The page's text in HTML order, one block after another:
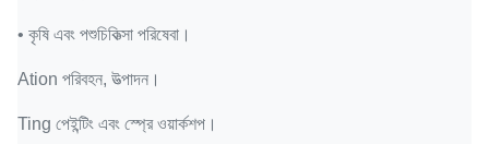
• কৃষি এবং পশুচিকিত্সা পরিষেবা।
Ation পরিবহন, উত্পাদন।
Ting পেইন্টিং এবং স্প্রে ওয়ার্কশপ।